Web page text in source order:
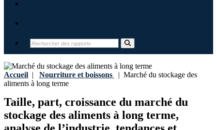
Accueil | Nourriture et boissons | Marché du stockage des
aliments à long terme
Taille, part, croissance du marché du
stockage des aliments à long terme,